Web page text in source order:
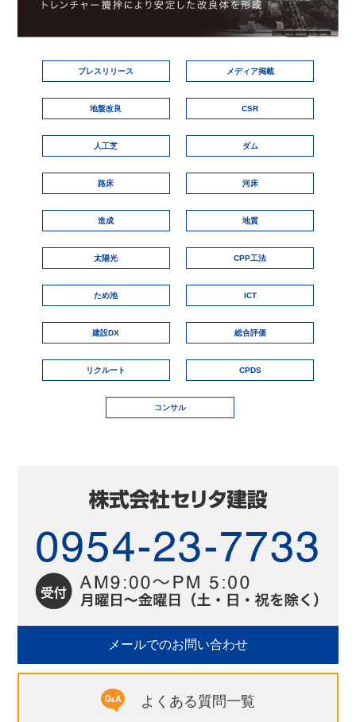
プレスリリース メディア掲載
地盤改良 CSR
人工芝 ダム
路床 河床
造成 地質
太陽光 CPP工法
ため池 ICT
建設DX 総合評価
リクルート CPDS
コンサル
メールでのお問い合わせ
よくある質問一覧